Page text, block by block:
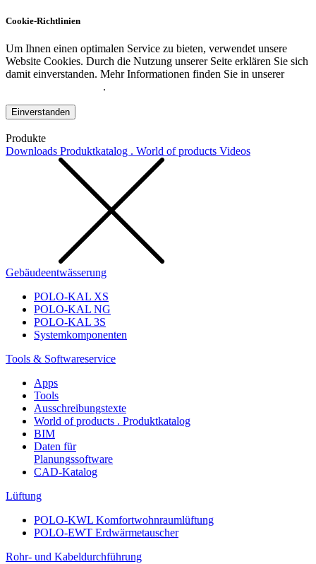
Cookie-Richtlinien
Um Ihnen einen optimalen Service zu bieten, verwendet unsere
Website Cookies. Durch die Nutzung unserer Seite erklären Sie sich
damit einverstanden. Mehr Informationen finden Sie in unserer
.
Einverstanden
Produkte
Downloads Produktkatalog . World of products Videos
Gebäudeentwässerung
POLO-KAL XS
POLO-KAL NG
POLO-KAL 3S
Systemkomponenten
Tools & Softwareservice
Apps
Tools
Ausschreibungstexte
World of products . Produktkatalog
BIM
Daten für
Planungssoftware
CAD-Katalog
Lüftung
POLO-KWL Komfortwohnraumlüftung
POLO-EWT Erdwärmetauscher
Rohr- und Kabeldurchführung